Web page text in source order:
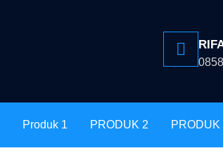
Produk 1 PRODUK 2 PRODUK